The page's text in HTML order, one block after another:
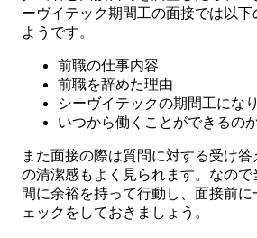
ーヴイテック期間工の面接では以
ようです。
前職の仕事内容
前職を辞めた理由
シーヴイテックの期間工にな
いつから働くことができるの
また面接の際は質問に対する受け
の清潔感もよく見られます。なの
間に余裕を持って行動し、面接前
ェックをしておきましょう。